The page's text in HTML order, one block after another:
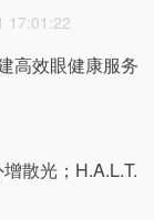
17:01:22
高效眼健康服务
散光；H.A.L.T.